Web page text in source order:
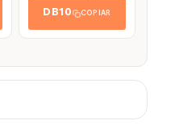
DB10 COPIAR